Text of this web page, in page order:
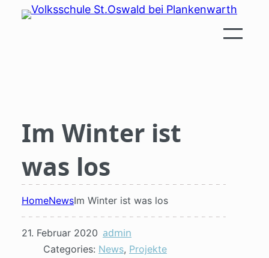
Im Winter ist
was los
HomeNewsIm Winter ist was los
21. Februar 2020 admin
Categories: News, Projekte